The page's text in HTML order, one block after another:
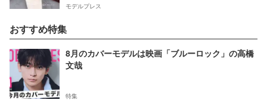
モデルプレス
おすすめ特集
8月のカバーモデルは映画「ブルーロック」の高橋
文哉
特集